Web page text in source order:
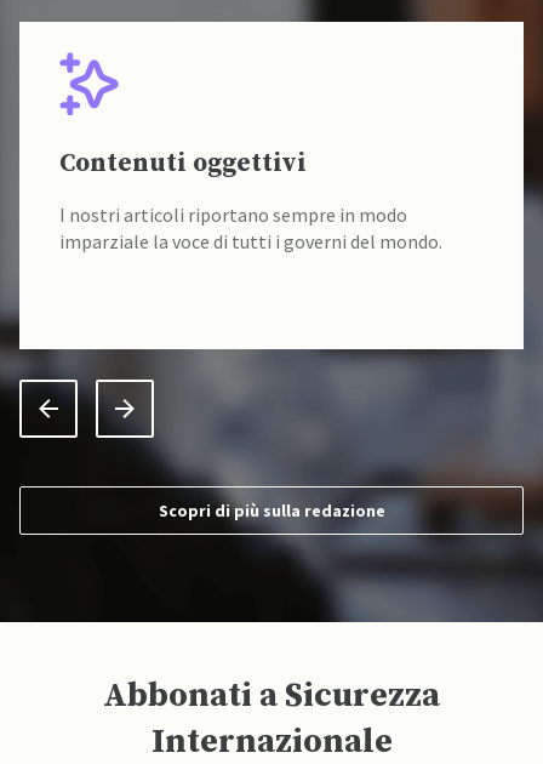
Fonti verificate
I nostri contenuti sono sempre verificati alla fonte
da un team di accademici specializzati.
Scopri di più sulla redazione
Abbonati a Sicurezza
Internazionale